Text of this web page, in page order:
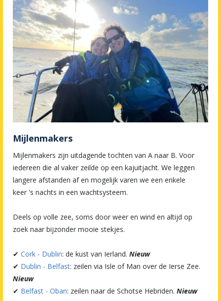
Mijlenmakers
Mijlenmakers zijn uitdagende tochten van A naar B. Voor
iedereen die al vaker zeilde op een kajuitjacht. We leggen
langere afstanden af en mogelijk varen we een enkele
keer 's nachts in een wachtsysteem.
Deels op volle zee, soms door weer en wind en altijd op
zoek naar bijzonder mooie stekjes.
✔ Cork - Dublin: de kust van Ierland. Nieuw
✔ Dublin - Belfast: zeilen via Isle of Man over de Ierse Zee.
Nieuw
✔ Belfast - Oban: zeilen naar de Schotse Hebriden. Nieuw